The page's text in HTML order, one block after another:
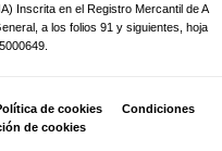
Inscrita en el Registro Mercantil de A
a los folios 91 y siguientes, hoja
de cookies
Condiciones
de cookies